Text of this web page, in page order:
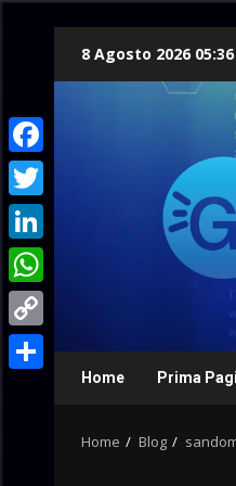
8 Agosto 2026 05:36
Home Prima
Home Blog
Facebook
Twitter
LinkedIn
WhatsApp
Copy